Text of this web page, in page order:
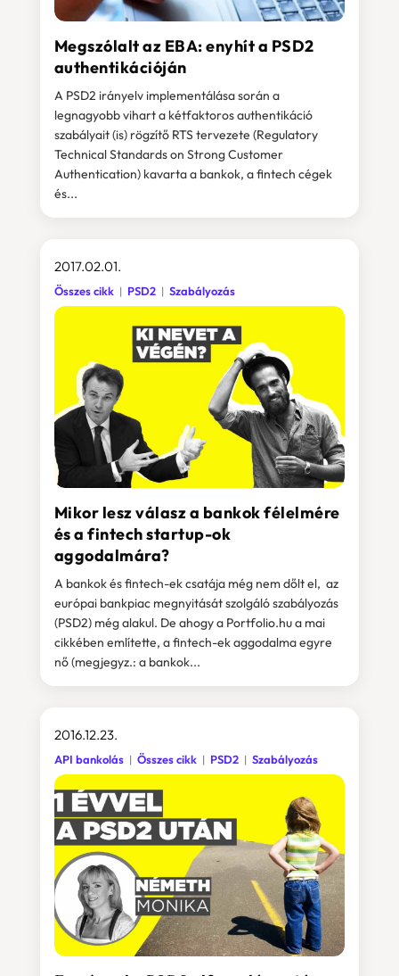
Megszólalt az EBA: enyhít a PSD2
authentikációján
A PSD2 irányelv implementálása során a
legnagyobb vihart a kétfaktoros authentikáció
szabályait (is) rögzítő RTS tervezete (Regulatory
Technical Standards on Strong Customer
Authentication) kavarta a bankok, a fintech cégek
és...
Mikor lesz válasz a bankok félelmére
és a fintech startup-ok
aggodalmára?
2017.02.01.
Összes cikk PSD2 Szabályozás
A bankok és fintech-ek csatája még nem dőlt el, az
európai bankpiac megnyitását szolgáló szabályozás
(PSD2) még alakul. De ahogy a Portfolio.hu a mai
cikkében említette, a fintech-ek aggodalma egyre
nő (megjegyz.: a bankok...
2016.12.23.
API bankolás Összes cikk PSD2 Szabályozás